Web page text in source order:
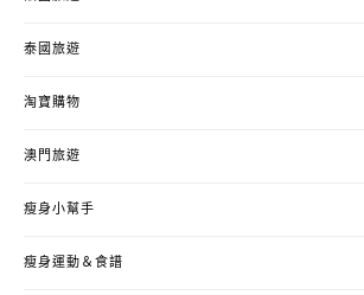
泰國旅遊
淘寶購物
澳門旅遊
瘦身小幫手
瘦身運動＆食譜